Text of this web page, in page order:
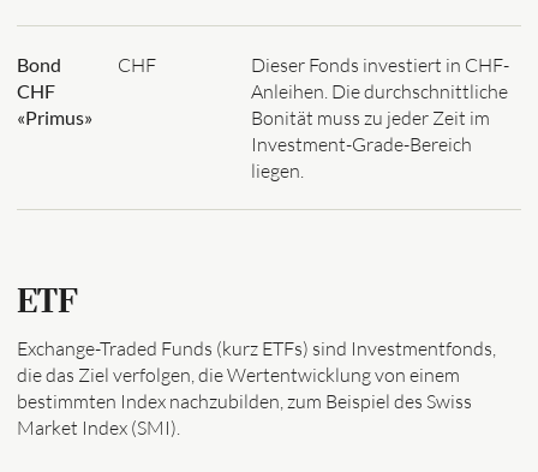
Bond
CHF
«Primus»
CHF
Dieser Fonds investiert in CHF-
Anleihen. Die durchschnittliche
Bonität muss zu jeder Zeit im
Investment-Grade-Bereich
liegen.
ETF
Exchange-Traded Funds (kurz ETFs) sind Investmentfonds,
die das Ziel verfolgen, die Wertentwicklung von einem
bestimmten Index nachzubilden, zum Beispiel des Swiss
Market Index (SMI).